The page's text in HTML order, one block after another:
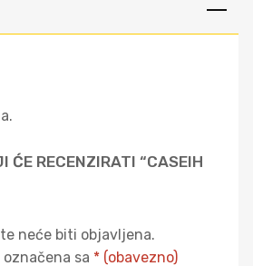
ĆE RECENZIRATI “CASEIH
neće biti objavljena.
sa * (obavezno)